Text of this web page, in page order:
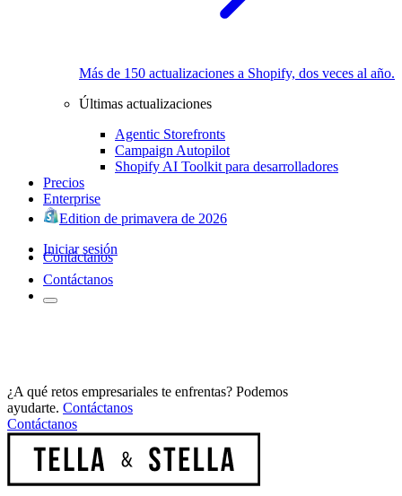
Más de 150 actualizaciones a Shopify, dos veces al año.
Últimas actualizaciones
Agentic Storefronts
Campaign Autopilot
Shopify AI Toolkit para desarrolladores
Precios
Enterprise
Edition de primavera de 2026
Iniciar sesión
Contáctanos
Contáctanos
¿A qué retos empresariales te enfrentas? Podemos
ayudarte. Contáctanos
Contáctanos